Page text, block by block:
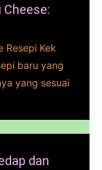
Cheese:
Resepi Kek
baru yang
yang sesuai
dan